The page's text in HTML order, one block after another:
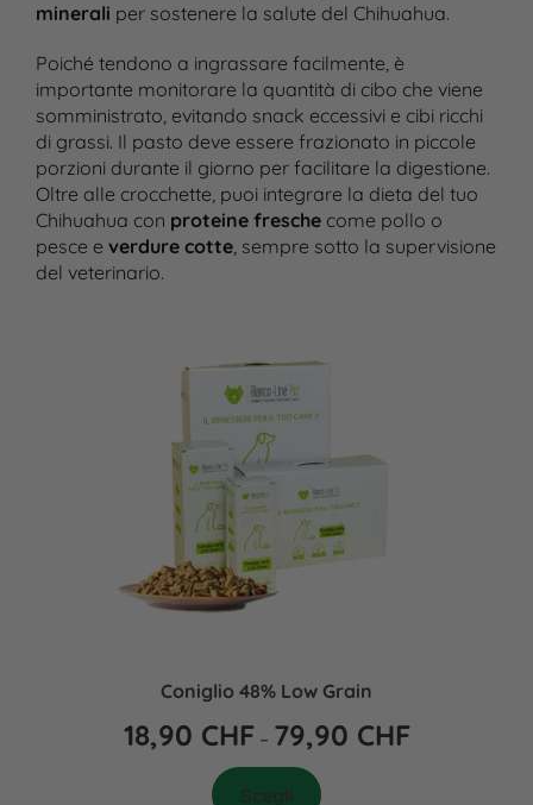
minerali per sostenere la salute del Chihuahua.
Poiché tendono a ingrassare facilmente, è
importante monitorare la quantità di cibo che viene
somministrato, evitando snack eccessivi e cibi ricchi
di grassi. Il pasto deve essere frazionato in piccole
porzioni durante il giorno per facilitare la digestione.
Oltre alle crocchette, puoi integrare la dieta del tuo
Chihuahua con proteine freschecome pollo o
pesce e verdure cotte, sempre sotto la supervisione
del veterinario.
Coniglio 48% Low Grain
18,90 CHF – 79,90 CHF